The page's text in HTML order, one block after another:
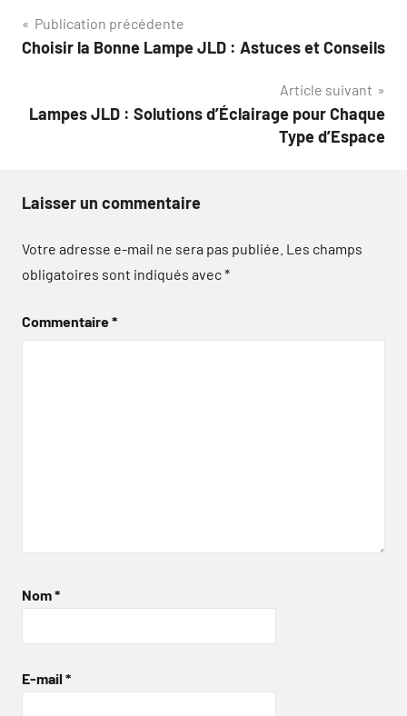
Navigation
de
Publication précédente
Choisir la Bonne Lampe JLD : Astuces et Conseils
Article suivant
Lampes JLD : Solutions d’Éclairage pour Chaque
Type d’Espace
Laisser un commentaire
Votre adresse e-mail ne sera pas publiée. Les champs
obligatoires sont indiqués avec*
Commentaire*
Nom*
E-mail *